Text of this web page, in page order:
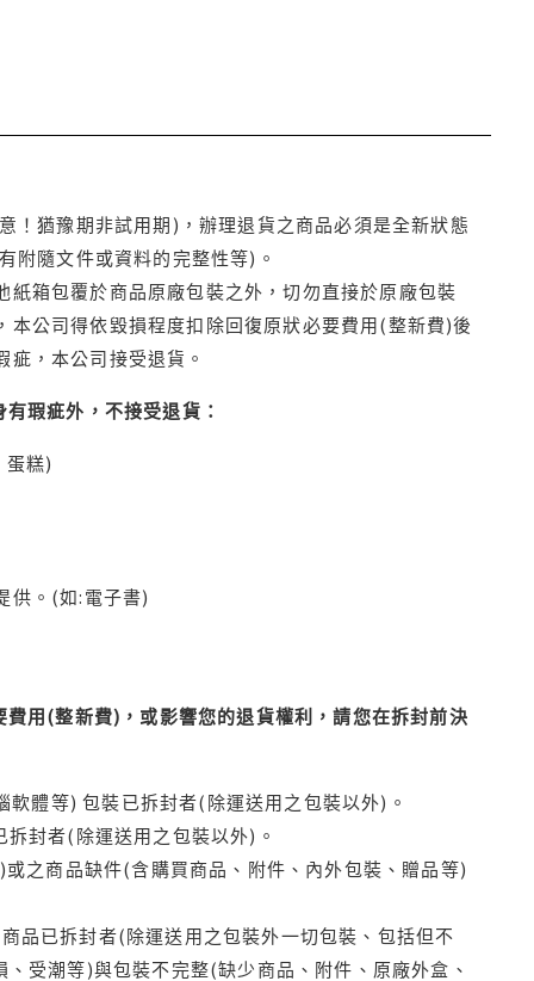
！猶豫期非試用期)，辦理退貨之商品必須是全新狀態
附隨文件或資料的完整性等)。
箱包覆於商品原廠包裝之外，切勿直接於原廠包裝
公司得依毀損程度扣除回復原狀必要費用(整新費)後
，本公司接受退貨。
瑕疵外，不接受退貨：
蛋糕)
供。(如:電子書)
用(整新費)，或影響您的退貨權利，請您在拆封前決
體等) 包裝已拆封者(除運送用之包裝以外)。
封者(除運送用之包裝以外)。
之商品缺件(含購買商品、附件、內外包裝、贈品等)
品已拆封者(除運送用之包裝外一切包裝、包括但不
受潮等)與包裝不完整(缺少商品、附件、原廠外盒、